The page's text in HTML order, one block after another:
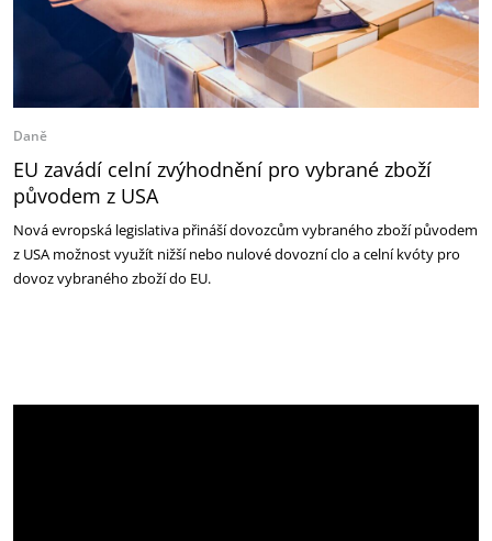
Daně
EU zavádí celní zvýhodnění pro vybrané zboží
původem z USA
Nová evropská legislativa přináší dovozcům vybraného zboží původem
z USA možnost využít nižší nebo nulové dovozní clo a celní kvóty pro
dovoz vybraného zboží do EU.